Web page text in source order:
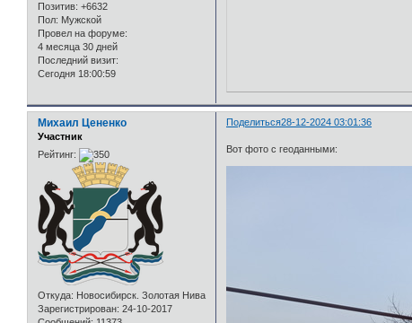
Позитив: +6632
Пол: Мужской
Провел на форуме:
4 месяца 30 дней
Последний визит:
Сегодня 18:00:59
Поделиться28-12-2024 03:01:36
Михаил Цененко
Участник
Рейтинг:
Откуда: Новосибирск. Золотая Нива
Зарегистрирован: 24-10-2017
Вот фото с геоданными: